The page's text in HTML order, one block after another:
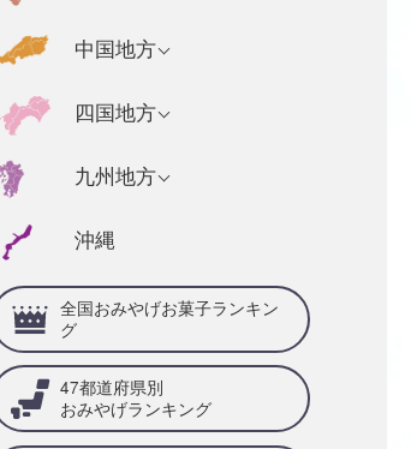
茨城県のおみやげ
栃木県のおみやげ
群馬県のおみやげ
富山県のおみやげ
静岡県のおみやげ
福井県のおみやげ
山梨県のおみやげ
岐阜県のおみやげ
愛知県のおみやげ
京都府のおみやげ
三重県のおみやげ
兵庫県のおみやげ
げ
中国地方
広島県のおみやげ
山口県のおみやげ
島根県のおみやげ
岡山県のおみやげ
鳥取県のおみやげ
四国地方
高知県のおみやげ
香川県のおみやげ
九州地方
福岡県のおみやげ
佐賀県のおみやげ
宮崎県のおみやげ
熊本県のおみやげ
鹿児島県のおみや
げ
沖縄
全国おみやげお菓子ランキン
グ
47都道府県別
おみやげランキング